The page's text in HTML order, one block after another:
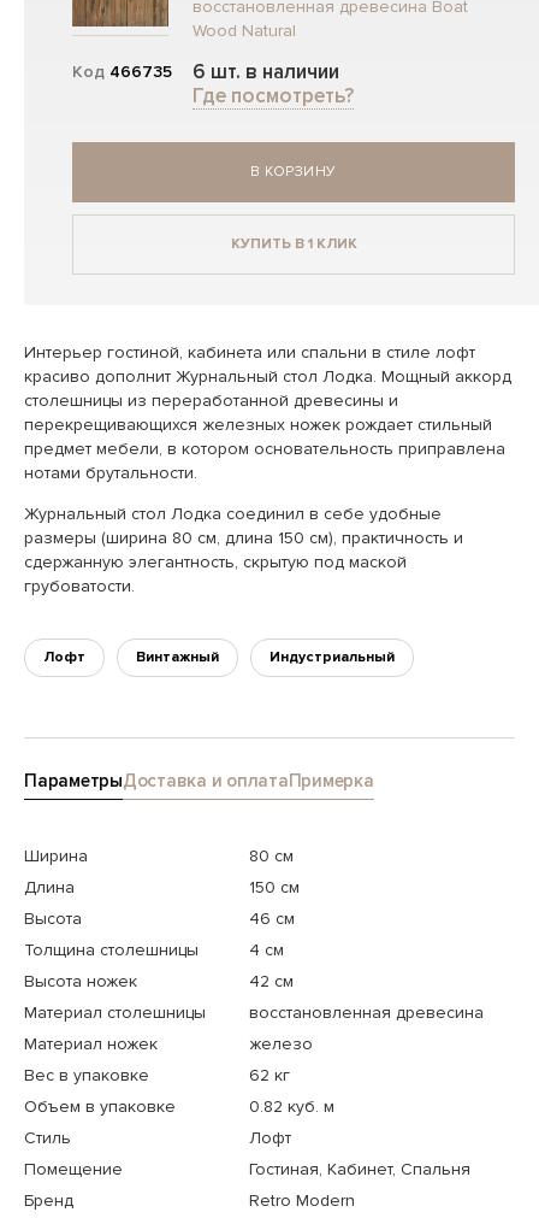
Код 466735
восстановленная древесина Boat
Wood Natural
6 шт. в наличии
Где посмотреть?
В КОРЗИНУ
КУПИТЬ В 1 КЛИК
Интерьер гостиной, кабинета или спальни в стиле лофт
красиво дополнит Журнальный стол Лодка. Мощный аккорд
столешницы из переработанной древесины и
перекрещивающихся железных ножек рождает стильный
предмет мебели, в котором основательность приправлена
нотами брутальности.
Журнальный стол Лодка соединил в себе удобные
размеры (ширина 80 см, длина 150 см), практичность и
сдержанную элегантность, скрытую под маской
грубоватости.
Лофт Винтажный Индустриальный
ПараметрыДоставка и оплатаПримерка
Ширина
80 см
Длина
150 см
Высота
46 см
Толщина столешницы
4 см
Высота ножек
42 см
Материал столешницы
восстановленная древесина
Материал ножек
железо
Вес в упаковке
62 кг
Объем в упаковке
0.82 куб. м
Стиль
Лофт
Помещение
Гостиная, Кабинет, Спальня
Бренд
Retro Modern